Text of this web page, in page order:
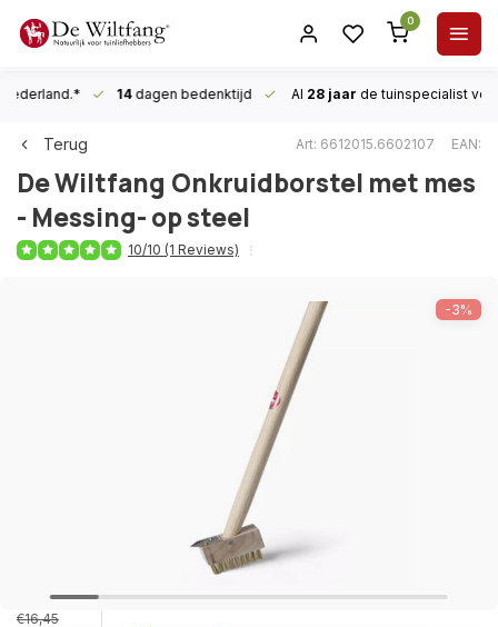
0
14dagen bedenktijd Al 28 jaar de tuinspecialist
Terug Art: 6612015.6602107 EAN:
De Wiltfang Onkruidborstel met mes
- Messing- op steel
10/10 (1 Reviews)
-3%
€16,45